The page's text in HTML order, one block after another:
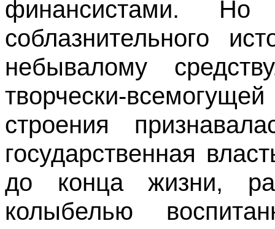
финансистами. Но
соблазнительного
небывалому
творчески-
строения
государственная
до конца жизни,
колыбелью